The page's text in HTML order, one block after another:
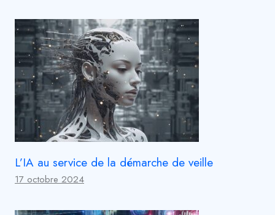
L’IA au service de la démarche de veille
17 octobre 2024